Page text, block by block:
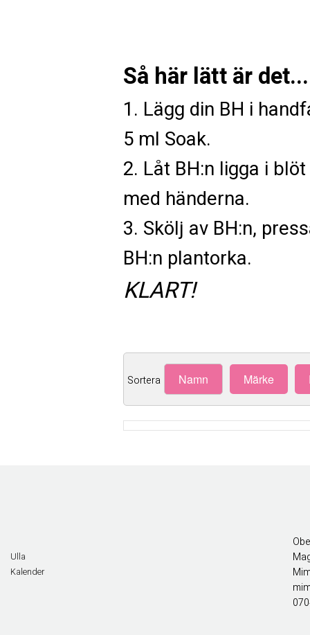
Så här lätt är det...
1. Lägg din BH i
5 ml Soak.
2. Låt BH:n ligga i
med händerna.
3. Skölj av BH:n,
BH:n plantorka.
KLART!
Sortera Namn Märke
Ulla
Kalender